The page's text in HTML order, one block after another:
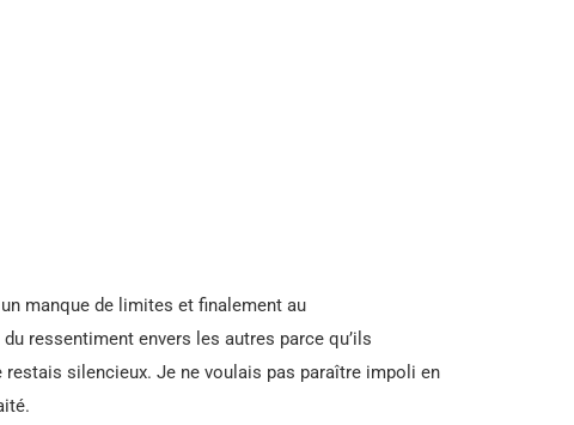
manque de limites et finalement au
ressentiment envers les autres parce qu’ils
silencieux. Je ne voulais pas paraître impoli en